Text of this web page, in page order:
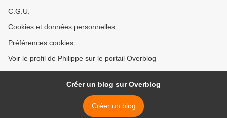
C.G.U.
Cookies et données personnelles
Préférences cookies
Voir le profil de Philippe sur le portail Overblog
Créer un blog sur Overblog
Créer un blog